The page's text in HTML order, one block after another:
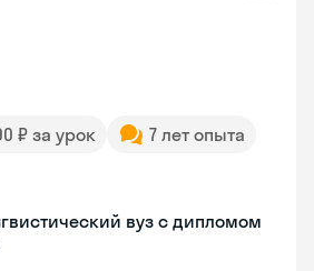
₽ за урок
7 лет опыта
вуз с дипломом